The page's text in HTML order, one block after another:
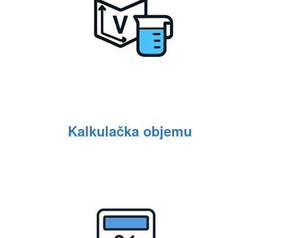
Kalkulačka objemu